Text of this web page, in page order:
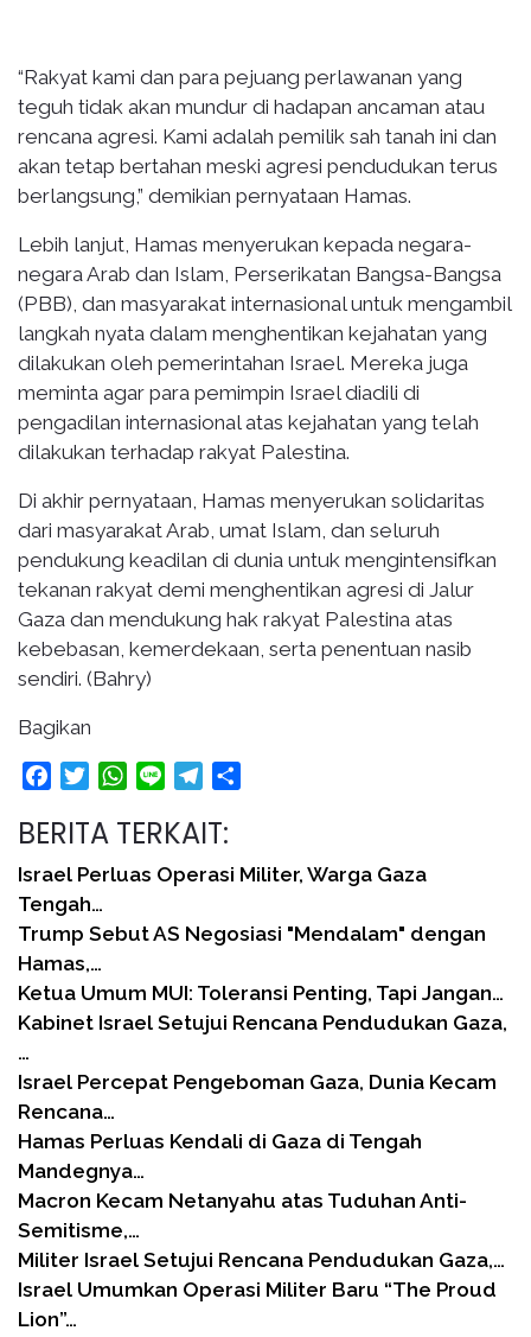
“Rakyat kami dan para pejuang perlawanan yang
teguh tidak akan mundur di hadapan ancaman atau
rencana agresi. Kami adalah pemilik sah tanah ini dan
akan tetap bertahan meski agresi pendudukan terus
berlangsung,” demikian pernyataan Hamas.
Lebih lanjut, Hamas menyerukan kepada negara-
negara Arab dan Islam, Perserikatan Bangsa-Bangsa
(PBB), dan masyarakat internasional untuk mengambil
langkah nyata dalam menghentikan kejahatan yang
dilakukan oleh pemerintahan Israel. Mereka juga
meminta agar para pemimpin Israel diadili di
pengadilan internasional atas kejahatan yang telah
dilakukan terhadap rakyat Palestina.
Di akhir pernyataan, Hamas menyerukan solidaritas
dari masyarakat Arab, umat Islam, dan seluruh
pendukung keadilan di dunia untuk mengintensifkan
tekanan rakyat demi menghentikan agresi di Jalur
Gaza dan mendukung hak rakyat Palestina atas
kebebasan, kemerdekaan, serta penentuan nasib
sendiri. (Bahry)
Bagikan
FacebookTwitterWhatsApp
Line Telegram
BERITA TERKAIT:
Israel Perluas Operasi Militer, Warga Gaza
Tengah…
Trump Sebut AS Negosiasi "Mendalam" dengan
Hamas,…
Ketua Umum MUI: Toleransi Penting, Tapi Jangan…
Kabinet Israel Setujui Rencana Pendudukan Gaza,
…
Israel Percepat Pengeboman Gaza, Dunia Kecam
Rencana…
Hamas Perluas Kendali di Gaza di Tengah
Mandegnya…
Macron Kecam Netanyahu atas Tuduhan Anti-
Semitisme,…
Militer Israel Setujui Rencana Pendudukan Gaza,…
Israel Umumkan Operasi Militer Baru “The Proud
Lion”…